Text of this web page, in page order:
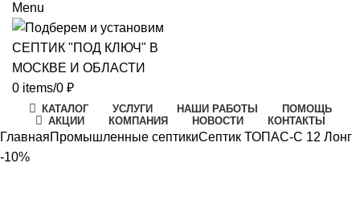
Menu
0 items/0 ₽
КАТАЛОГ УСЛУГИ НАШИ РАБОТЫ
ПОМОЩЬ
АКЦИИ
КОМПАНИЯ НОВОСТИ КОНТАКТЫ
ГлавнаяПромышленные септикиСептик ТОПАС-С 12 Лонг
-10%